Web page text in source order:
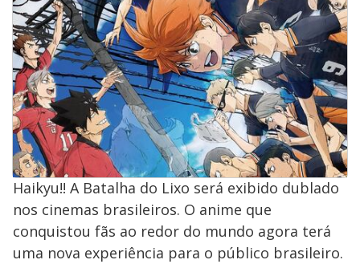
Haikyu!! A Batalha do Lixo será exibido dublado
nos cinemas brasileiros. O anime que
conquistou fãs ao redor do mundo agora terá
uma nova experiência para o público brasileiro.